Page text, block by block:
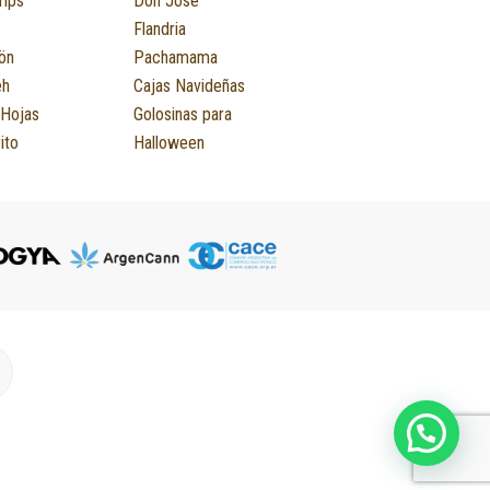
Flandria
Pachamama
Cajas Navideñas
Golosinas para
Halloween